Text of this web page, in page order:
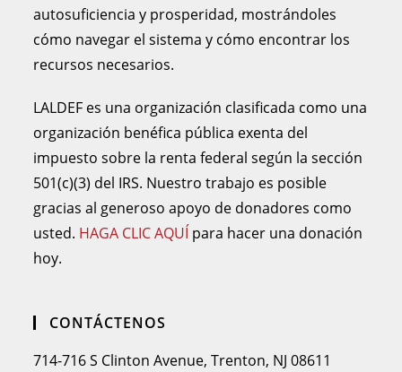
autosuficiencia y prosperidad, mostrándoles
cómo navegar el sistema y cómo encontrar los
recursos necesarios.
LALDEF es una organización clasificada como una
organización benéfica pública exenta del
impuesto sobre la renta federal según la sección
501(c)(3) del IRS. Nuestro trabajo es posible
gracias al generoso apoyo de donadores como
usted. HAGA CLIC AQUÍ para hacer una donación
hoy.
CONTÁCTENOS
714-716 S Clinton Avenue, Trenton, NJ 08611